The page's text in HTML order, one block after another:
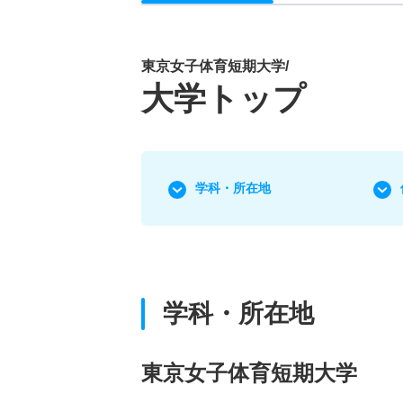
東京女子体育短期大学/
大学トップ
学科・所在地
学科・所在地
東京女子体育短期大学